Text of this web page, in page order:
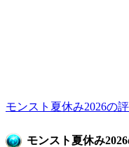
モンスト夏休み2026の
モンスト夏休み